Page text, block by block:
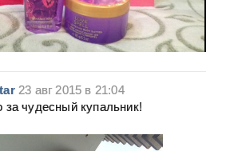
23 авг 2015 в 21:04
за чудесный купальник!